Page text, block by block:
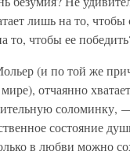
лишь на то,
то, чтобы ее
(и по той же
отчаянно
соломинку,
состояние
в любви можно